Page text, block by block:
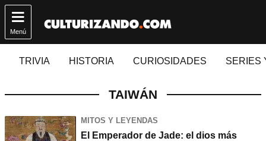

Menú
TRIVIA HISTORIA CURIOSIDADES SERIES
TAIWÁN
MITOS Y LEYENDAS
El Emperador de Jade: el dios más